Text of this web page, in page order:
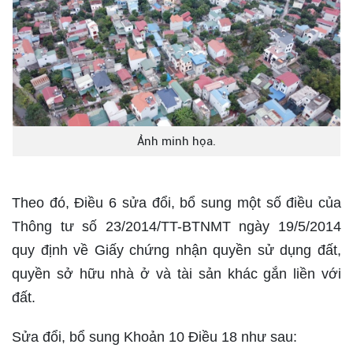
Ảnh minh họa.
Theo đó, Điều 6 sửa đổi, bổ sung một số điều của
Thông tư số 23/2014/TT-BTNMT ngày 19/5/2014
quy định về Giấy chứng nhận quyền sử dụng đất,
quyền sở hữu nhà ở và tài sản khác gắn liền với
đất.
Sửa đổi, bổ sung Khoản 10 Điều 18 như sau: